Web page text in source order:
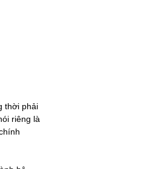
thời phải
riêng là